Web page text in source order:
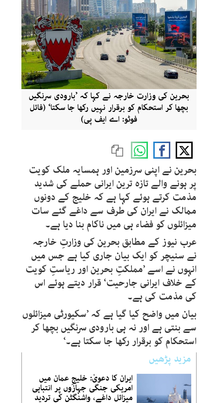
بحرین کی وزارت خارجہ نے کہا کہ ’بارودی سرنگیں
بچھا کر استحکام کو برقرار نہیں رکھا جا سکتا‘ (فائل
فوٹو: اے ایف پی)
بحرین نے اپنی سرزمین اور ہمسایہ ملک کویت
پر ہونے والے تازہ ترین ایرانی حملے کی شدید
مذمت کرتے ہوئے کہا ہے کہ خلیج کے دونوں
ممالک نے ایران کی طرف سے داغے گئے سات
میزائلوں کو فضاء ہی میں ناکام بنا دیا ہے۔
عرب نیوز کے مطابق بحرین کی وزارتِ خارجہ
نے سنیچر کو ایک بیان جاری کیا ہے جس میں
انہوں نے اسے ’مملکتِ بحرین اور ریاستِ کویت
کے خلاف ایرانی جارحیت‘ قرار دیتے ہوئے اس
کی مذمت کی ہے۔
بیان میں واضح کیا گیا ہے کہ ’سکیورٹی میزائلوں
سے بنتی ہے اور نہ ہی بارودی سرنگیں بچھا کر
استحکام کو برقرار رکھا جا سکتا ہے۔‘
مزید پڑھیں
ایران کا دعویٰ: خلیجِ عمان میں
امریکی جنگی جہازوں پر انتباہی
میزائل داغے، واشنگٹن کی تردید